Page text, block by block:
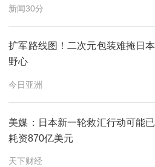
新闻30分
扩军路线图！二次元包装难掩日本
野心
今日亚洲
美媒：日本新一轮救汇行动可能已
耗资870亿美元
天下财经